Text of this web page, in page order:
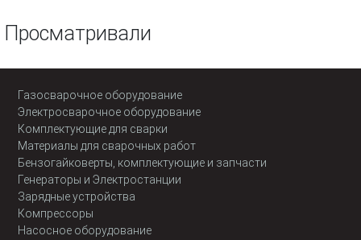
Просматривали
Газосварочное оборудование
Электросварочное оборудование
Комплектующие для сварки
Материалы для сварочных работ
Бензогайковерты, комплектующие и запчасти
Генераторы и Электростанции
Зарядные устройства
Компрессоры
Насосное оборудование